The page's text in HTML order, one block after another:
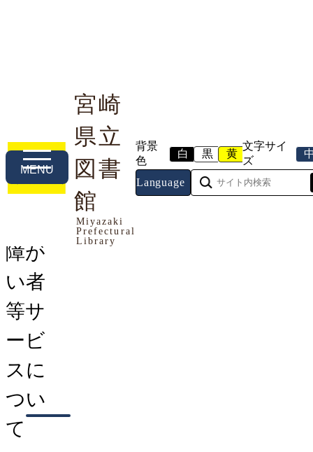
宮崎
県立
図書
館
Miyazaki
Prefectural
Library
背景
色
白 黒 黄
文字サイ
ズ
Language
MENU
利用案内 本や資料を探す 調べる・相談する
トップページ> 利用する>利用案内> 障がい者等
サービスについて
障が
い者
等サ
ービ
スに
つい
て